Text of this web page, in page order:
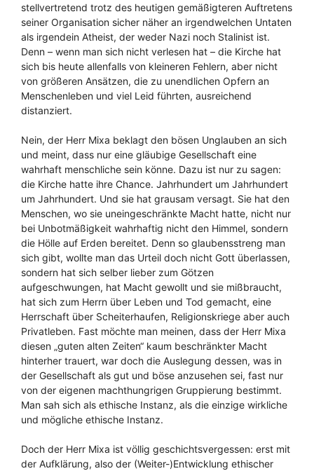
stellvertretend trotz des heutigen gemäßigteren Auftretens
seiner Organisation sicher näher an irgendwelchen Untaten
als irgendein Atheist, der weder Nazi noch Stalinist ist.
Denn – wenn man sich nicht verlesen hat – die Kirche hat
sich bis heute allenfalls von kleineren Fehlern, aber nicht
von größeren Ansätzen, die zu unendlichen Opfern an
Menschenleben und viel Leid führten, ausreichend
distanziert.
Nein, der Herr Mixa beklagt den bösen Unglauben an sich
und meint, dass nur eine gläubige Gesellschaft eine
wahrhaft menschliche sein könne. Dazu ist nur zu sagen:
die Kirche hatte ihre Chance. Jahrhundert um Jahrhundert
um Jahrhundert. Und sie hat grausam versagt. Sie hat den
Menschen, wo sie uneingeschränkte Macht hatte, nicht nur
bei Unbotmäßigkeit wahrhaftig nicht den Himmel, sondern
die Hölle auf Erden bereitet. Denn so glaubensstreng man
sich gibt, wollte man das Urteil doch nicht Gott überlassen,
sondern hat sich selber lieber zum Götzen
aufgeschwungen, hat Macht gewollt und sie mißbraucht,
hat sich zum Herrn über Leben und Tod gemacht, eine
Herrschaft über Scheiterhaufen, Religionskriege aber auch
Privatleben. Fast möchte man meinen, dass der Herr Mixa
diesen „guten alten Zeiten“ kaum beschränkter Macht
hinterher trauert, war doch die Auslegung dessen, was in
der Gesellschaft als gut und böse anzusehen sei, fast nur
von der eigenen machthungrigen Gruppierung bestimmt.
Man sah sich als ethische Instanz, als die einzige wirkliche
und mögliche ethische Instanz.
Doch der Herr Mixa ist völlig geschichtsvergessen: erst mit
der Aufklärung, also der (Weiter-)Entwicklung ethischer